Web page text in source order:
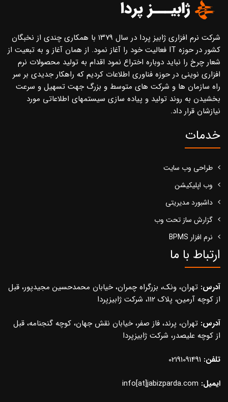
شرکت نرم افزاری ژابیز پردا در سال ۱۳۷۹ با همکاری چندی از نخبگان
کشور در حوزه IT فعالیت خود را آغاز نمود. از همان آغاز و به تبعیت از
شعار چرخ را نباید دوباره اختراع نمود اقدام به تولید محصولات نرم
افزاری نوینی در حوزه فناوری اطلاعات کردیم که راهکار جدیدی بر سر
راه سازمان ها و شرکت های متوسط و بزرگ جهت تسهیل و سرعت
بخشیدن به روند تولید و پیاده سازی سیستمهای اطلاعاتی مورد
نیازشان قرار داد.
خدمات
طراحی وب سایت
وب اپلیکیشن
داشبورد مدیریتی
گزارش ساز تحت وب
نرم افزار BPMS
ارتباط با ما
آدرس: تهران، ونک، بزرگراه چمران، خیابان محمدحسین مجیدپور، قبل
از کوچه آرمین، پلاک 112، شرکت ژابیزپردا
آدرس: تهران، پرند، فاز صفر، خیابان نقش جهان، کوچه گنجنامه، قبل
از کوچه علیصدر، شرکت ژابیزپردا
تلفن: 02191091491
ایمیل: info[at]jabizparda.com